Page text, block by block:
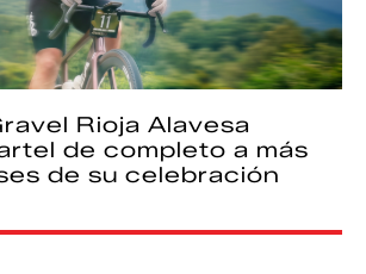
Rioja Alavesa
de completo a más
de su celebración